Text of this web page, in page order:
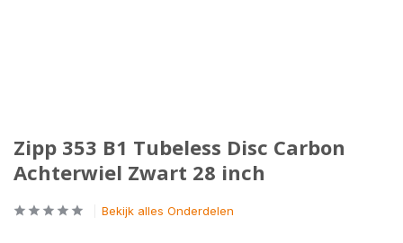
Zipp 353 B1 Tubeless Disc Carbon
Achterwiel Zwart 28 inch
Bekijk alles Onderdelen